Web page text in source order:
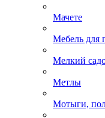
Мачете
Мебель для
Мелкий
Метлы
Мотыги,